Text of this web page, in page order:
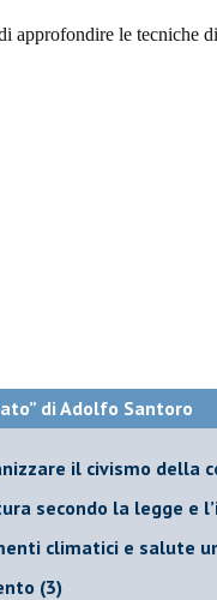
approfondire le tecniche
di Adolfo Santoro
il civismo della
secondo la legge e
climatici e salute
(3)